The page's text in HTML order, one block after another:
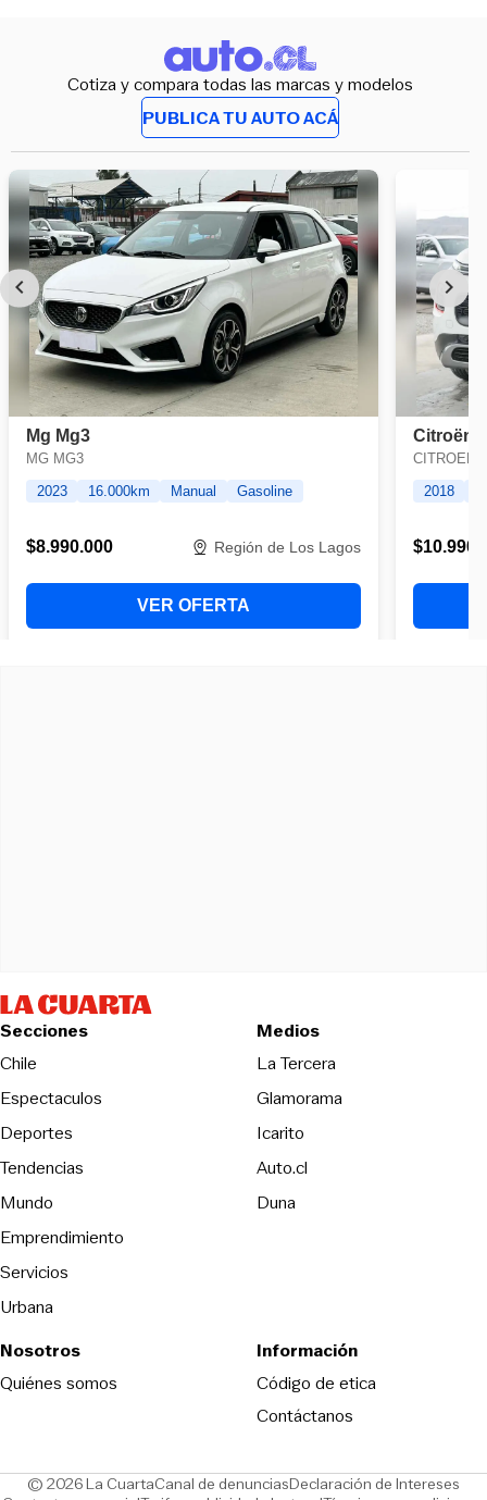
Cotiza y compara todas las marcas y modelos
PUBLICA TU AUTO ACÁ
Secciones
Chile
Espectaculos
Deportes
Tendencias
Mundo
Emprendimiento
Servicios
Urbana
Medios
La Tercera
Glamorama
Icarito
Auto.cl
Duna
Nosotros
Quiénes somos
Información
Código de etica
Contáctanos
© 2026 La CuartaCanal de denunciasOpens in new window
Declaración de Intereses